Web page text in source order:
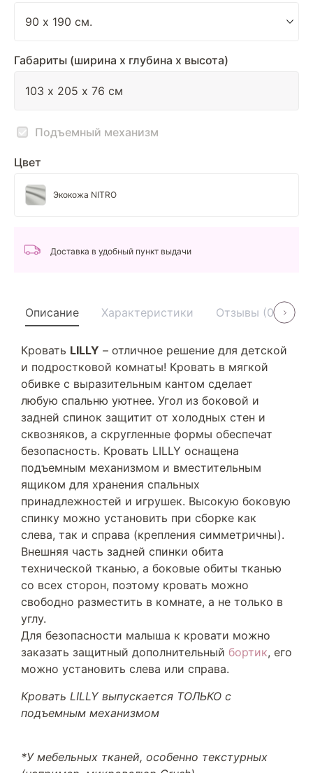
Габариты (ширина х глубина х высота)
Подъемный механизм
Цвет
Экокожа NITRO
Доставка в удобный пункт выдачи
Описание Характеристики Отзывы (0)
Кровать LILLY – отличное решение для детской
и подростковой комнаты! Кровать в мягкой
обивке с выразительным кантом сделает
любую спальню уютнее. Угол из боковой и
задней спинок защитит от холодных стен и
сквозняков, а скругленные формы обеспечат
безопасность. Кровать LILLY оснащена
подъемным механизмом и вместительным
ящиком для хранения спальных
принадлежностей и игрушек. Высокую боковую
спинку можно установить при сборке как
слева, так и справа (крепления симметричны).
Внешняя часть задней спинки обита
технической тканью, а боковые обиты тканью
со всех сторон, поэтому кровать можно
свободно разместить в комнате, а не только в
углу.
Для безопасности малыша к кровати можно
заказать защитный дополнительный бортик, его
можно установить слева или справа.
Кровать LILLY выпускается ТОЛЬКО с
подъемным механизмом
*У мебельных тканей, особенно текстурных